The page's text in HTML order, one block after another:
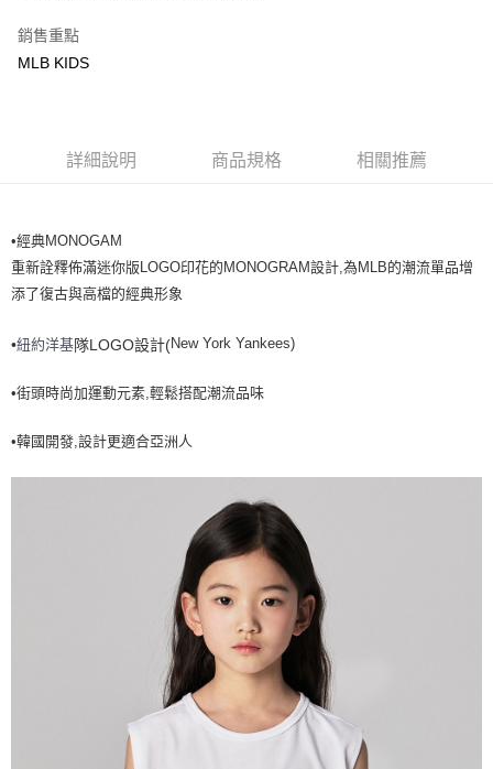
每筆NT$60，滿NT$499(含以上)免運費
7-11取貨付款<未取貨列黑名單/不支援離島取退>
每筆NT$60，滿NT$499(含以上)免運費
宅配滿699免運
銷售重點
MLB KIDS
詳細說明 商品規格 相關推薦
•經典MONOGAM
重新詮釋佈滿迷你版LOGO印花的MONOGRAM設計,為MLB的潮流單品增
添了復古與高檔的經典形象
•紐約洋基隊LOGO設計(New York Yankees)
•街頭時尚加運動元素,輕鬆搭配潮流品味
•韓國開發,設計更適合亞洲人